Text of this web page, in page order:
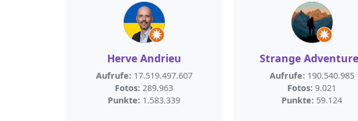
Herve Andrieu
Aufrufe: 17.519.497.607
Fotos: 289.963
Punkte: 1.583.339
Strange
Aufrufe: 190.540.985
Fotos: 9.021
Punkte: 59.124